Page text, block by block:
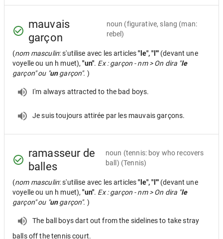
mauvais
garçon
noun (figurative, slang (man:
rebel)
(nom masculin: s'utilise avec les articles"le", "l'" (devant une
voyelle ou un h muet),"un". Ex : garçon - nm > On dira "le
garçon" ou "ungarçon". )
I'm always attracted to the bad boys.
Je suis toujours attirée par les mauvais garçons.
ramasseur de
balles
noun (tennis: boy who recovers
ball) (Tennis)
(nom masculin: s'utilise avec les articles"le", "l'" (devant une
voyelle ou un h muet),"un". Ex : garçon - nm > On dira "le
garçon" ou "ungarçon". )
The ball boys dart out from the sidelines to take stray
balls off the tennis court.